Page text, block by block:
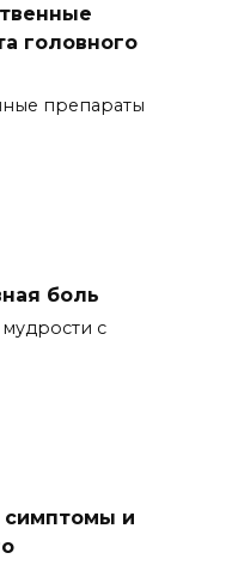
головного
препараты
боль
с
и